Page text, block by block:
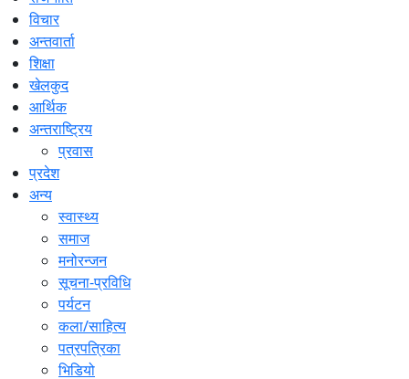
विचार
अन्तवार्ता
शिक्षा
खेलकुद
आर्थिक
अन्तराष्ट्रिय
प्रवास
प्रदेश
अन्य
स्वास्थ्य
समाज
मनोरन्जन
सूचना-प्रविधि
पर्यटन
कला/साहित्य
पत्रपत्रिका
भिडियो